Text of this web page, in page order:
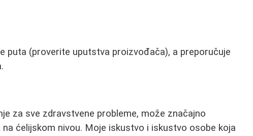
puta (proverite uputstva proizvođača), a preporučuje
za sve zdravstvene probleme, može značajno
ćelijskom nivou. Moje iskustvo i iskustvo osobe koja